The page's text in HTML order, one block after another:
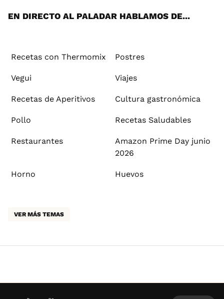
EN DIRECTO AL PALADAR HABLAMOS DE...
Recetas con Thermomix Postres
Vegui Viajes
Recetas de Aperitivos Cultura gastronómica
Pollo Recetas Saludables
Restaurantes
Amazon Prime Day junio
2026
Horno Huevos
VER MÁS TEMAS